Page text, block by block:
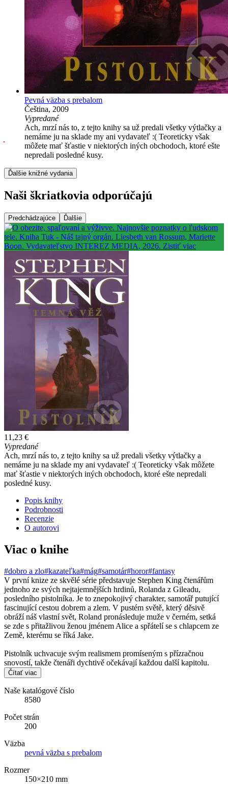
Pevná väzba s prebalom
Čeština, 2009
Vypredané
Ach, mrzí nás to, z tejto knihy sa už predali všetky výtlačky a
nemáme ju na sklade my ani vydavateľ :( Teoreticky však
môžete mať šťastie v niektorých iných obchodoch, ktoré ešte
nepredali posledné kusy.
Ďalšie knižné vydania
Naši škriatkovia odporúčajú
Predchádzajúce Ďalšie
11,23 €
Vypredané
Ach, mrzí nás to, z tejto knihy sa už predali všetky výtlačky a
nemáme ju na sklade my ani vydavateľ :( Teoreticky však môžete
mať šťastie v niektorých iných obchodoch, ktoré ešte nepredali
posledné kusy.
Popis knihy
Podrobnosti
Recenzie
O autorovi
Viac o knihe
#dobro a zlo#kazateľka#mág#samotár#horor#fantasy
V první knize ze skvělé série představuje Stephen King čtenářům
jednoho ze svých nejtajemnějších hrdinů, Rolanda z Gileadu,
posledního pistolníka. Je to znepokojivý charakter, samotář putující
fascinující cestou dobrem a zlem. V pustém světě, který děsivě
obráží náš vlastní svět, Roland pronásleduje muže v černém, setká
se zde s přitažlivou ženou jménem Alice a spřátelí se s chlapcem ze
Země, kterému se říká Jake.
Pistolník uchvacuje svým realismem promíseným s přízračnou
snovostí, takže čtenáři dychtivě očekávají každou další kapitolu.
Čítať viac
Naše katalógové číslo
8580
Počet strán
200
Väzba
pevná väzba s prebalom
Rozmer
150×210 mm